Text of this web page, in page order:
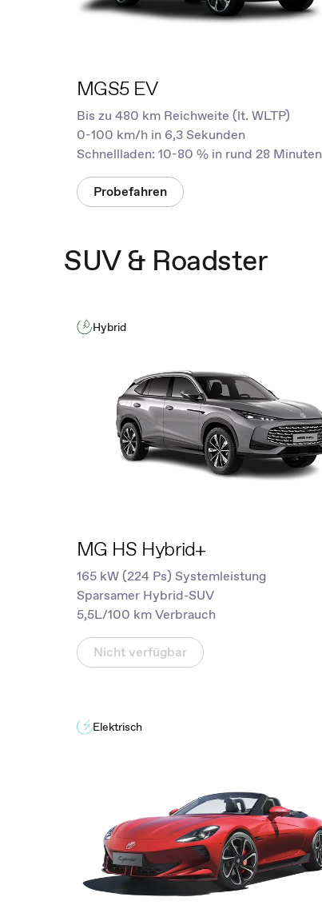
MGS5 EV
Bis zu 480 km Reichweite (lt. WLTP)
0-100 km/h in 6,3 Sekunden
Schnellladen: 10-80 % in rund 28 Minuten
Probefahren
SUV & Roadster
Hybrid
MG HS Hybrid+
165 kW (224 Ps) Systemleistung
Sparsamer Hybrid-SUV
5,5L/100 km Verbrauch
Nicht verfügbar
Elektrisch